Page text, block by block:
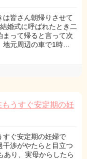
は皆さん朝帰りさせて
婚式に呼ばれたとき二
まって帰ると言って次
元周辺の車で1時…
うすぐ安定期の妊
すぐ安定期の妊婦で
渉がやたらと目立つ
あり、実母からしたら